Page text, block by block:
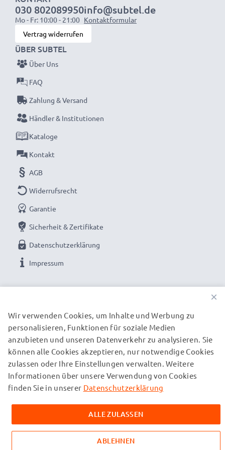
1x 3000mAh Akku:ca. 6 Stunden
HINWEIS:Für beste Leistung und lange Lebensdauer
bitte Akkus vor dem ersten Einsatz vollständig
aufladen.
Verpassen Sie nie wieder einen Moment mit dem
bestellen mit schneller Lieferung und 3 Jahren
Garantie!
030 802089950
Mo - Fr: 10:00 - 21:00
info@subtel.de
Kontaktformular
Vertrag widerrufen
ÜBER SUBTEL
Über Uns
FAQ
Zahlung & Versand
Händler & Institutionen
Kataloge
Kontakt
AGB
Widerrufsrecht
Garantie
Sicherheit & Zertifikate
Datenschutzerklärung
Impressum
UNSERE VERSANDPARTNER
© subtel.de 2026
Alle Preise verstehen sich inklusive Mehrwertsteuer und
zuzüglich Versandkosten. Bitte beachten Sie, dass alle
Inhaber sind und ausschließlich zur Information über unsere
Produkte auf unseren Webseiten genannt werden.
×
Wir verwenden Cookies, um Inhalte und Werbung zu
personalisieren, Funktionen für soziale Medien
anzubieten und unseren Datenverkehr zu analysieren. Sie
können alle Cookies akzeptieren, nur notwendige Cookies
zulassen oder Ihre Einstellungen verwalten. Weitere
Informationen über unsere Verwendung von Cookies
finden Sie in unserer Datenschutzerklärung
ALLE ZULASSEN
ABLEHNEN